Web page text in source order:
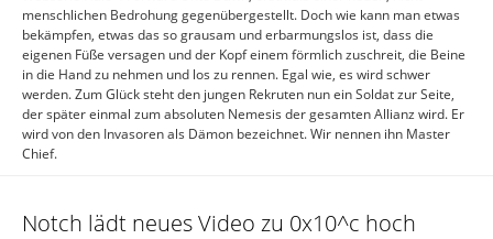
menschlichen Bedrohung gegenübergestellt. Doch wie kann man etwas
bekämpfen, etwas das so grausam und erbarmungslos ist, dass die
eigenen Füße versagen und der Kopf einem förmlich zuschreit, die Beine
in die Hand zu nehmen und los zu rennen. Egal wie, es wird schwer
werden. Zum Glück steht den jungen Rekruten nun ein Soldat zur Seite,
der später einmal zum absoluten Nemesis der gesamten Allianz wird. Er
wird von den Invasoren als Dämon bezeichnet. Wir nennen ihn Master
Chief.
Notch lädt neues Video zu 0x10^c hoch